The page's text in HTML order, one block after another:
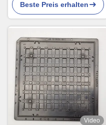
Beste Preis erhalten
Video